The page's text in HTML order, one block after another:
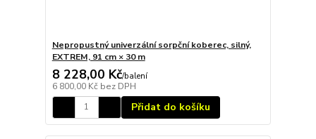
Nepropustný univerzální sorpční koberec, silný,
EXTREM, 91 cm × 30 m
8 228,00 Kč/balení
6 800,00 Kč bez DPH
Přidat do košíku